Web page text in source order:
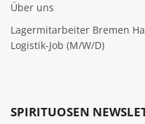
Über uns
Lagermitarbeiter Bremen
Logistik-Job (M/W/D)
SPIRITUOSEN